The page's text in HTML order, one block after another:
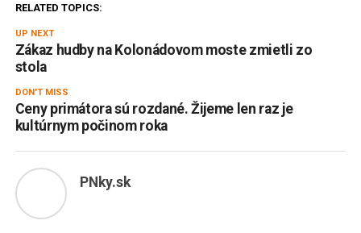
RELATED TOPICS:
UP NEXT
Zákaz hudby na Kolonádovom moste zmietli zo
stola
DON'T MISS
Ceny primátora sú rozdané. Žijeme len raz je
kultúrnym počinom roka
PNky.sk